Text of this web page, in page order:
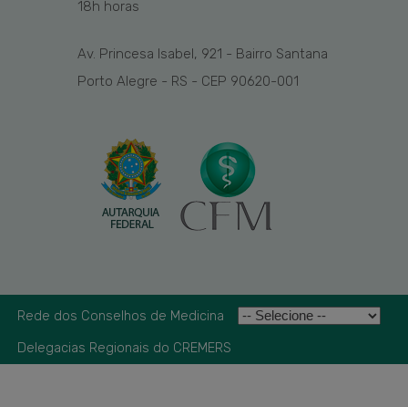
18h horas
Av. Princesa Isabel, 921 - Bairro Santana
Porto Alegre - RS - CEP 90620-001
Rede dos Conselhos de Medicina
Delegacias Regionais do CREMERS